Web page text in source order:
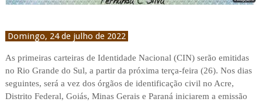
Domingo, 24 de julho de 2022
As primeiras carteiras de Identidade Nacional (CIN) serão emitidas
no Rio Grande do Sul, a partir da próxima terça-feira (26). Nos dias
seguintes, será a vez dos órgãos de identificação civil no Acre,
Distrito Federal, Goiás, Minas Gerais e Paraná iniciarem a emissão